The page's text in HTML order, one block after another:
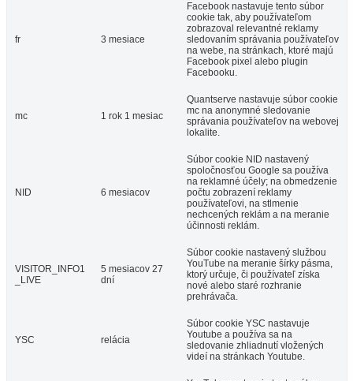
fr 3 mesiace
Facebook nastavuje tento súbor
cookie tak, aby používateľom
zobrazoval relevantné reklamy
sledovaním správania používateľov
na webe, na stránkach, ktoré majú
Facebook pixel alebo plugin
Facebooku.
mc 1 rok 1 mesiac
Quantserve nastavuje súbor cookie
mc na anonymné sledovanie
správania používateľov na webovej
lokalite.
NID 6 mesiacov
Súbor cookie NID nastavený
spoločnosťou Google sa používa
na reklamné účely; na obmedzenie
počtu zobrazení reklamy
používateľovi, na stlmenie
nechcených reklám a na meranie
účinnosti reklám.
VISITOR_INFO1
_LIVE
5 mesiacov 27
dní
Súbor cookie nastavený službou
YouTube na meranie šírky pásma,
ktorý určuje, či používateľ získa
nové alebo staré rozhranie
prehrávača.
YSC relácia
Súbor cookie YSC nastavuje
Youtube a používa sa na
sledovanie zhliadnutí vložených
videí na stránkach Youtube.